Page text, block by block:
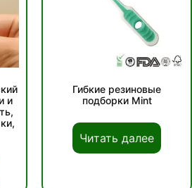
и
Гибкие резиновые
подборки Mint
Читать далее